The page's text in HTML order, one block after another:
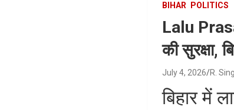
BIHAR POLITICS
Lalu
की सुरक्षा,
July 4, 2026 R.
बिहार में